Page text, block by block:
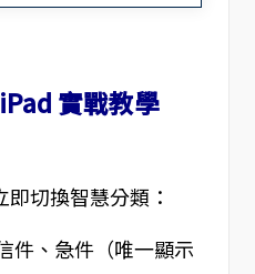
實戰教學
切換智慧分類：
件、急件（唯一顯示